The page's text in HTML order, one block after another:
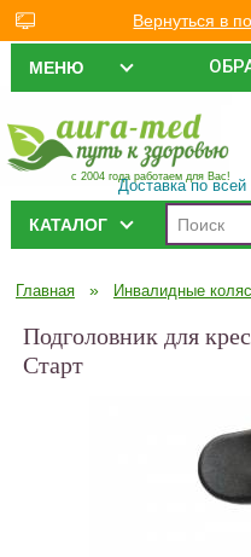
МЕНЮ
с 2004 года работаем для Вас!
Доставка по
КАТАЛОГ
Главная » Инвалидные
Подголовник для
Старт
Вернуться в